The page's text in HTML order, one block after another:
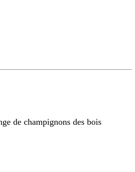
de champignons des bois